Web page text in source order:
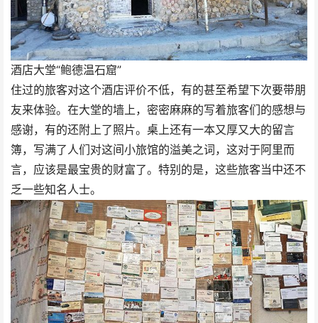
酒店大堂“鲍德温石窟”
住过的旅客对这个酒店评价不低，有的甚至希望下次要带朋
友来体验。在大堂的墙上，密密麻麻的写着旅客们的感想与
感谢，有的还附上了照片。桌上还有一本又厚又大的留言
簿，写满了人们对这间小旅馆的溢美之词，这对于阿里而
言，应该是最宝贵的财富了。特别的是，这些旅客当中还不
乏一些知名人士。